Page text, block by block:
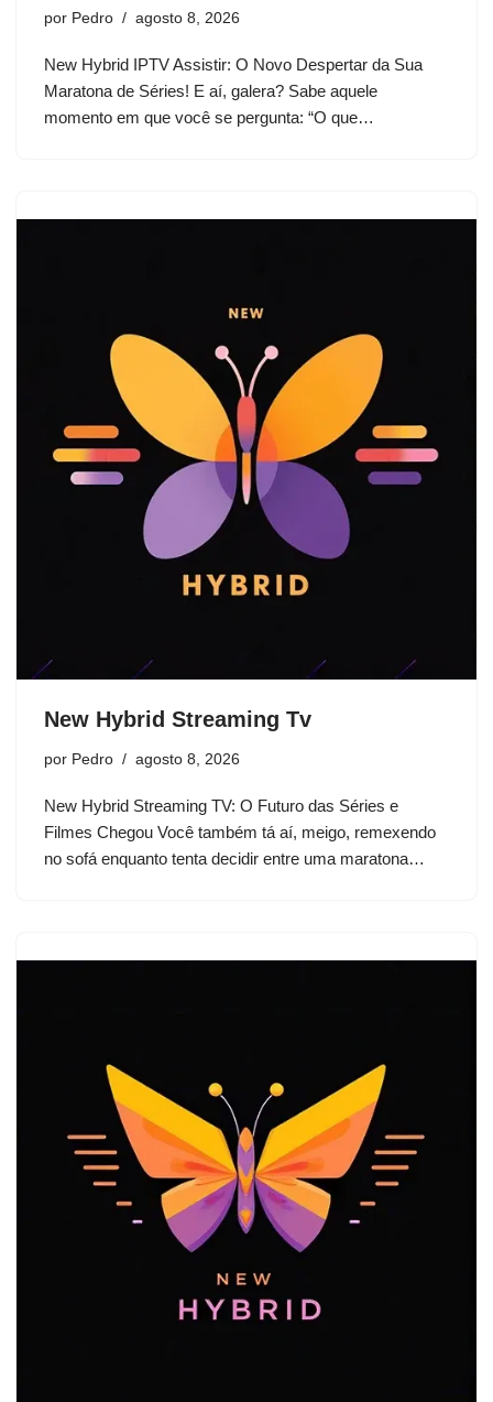
por Pedro agosto 8, 2026
New Hybrid IPTV Assistir: O Novo Despertar da Sua
Maratona de Séries! E aí, galera? Sabe aquele
momento em que você se pergunta: “O que…
New Hybrid Streaming Tv
por Pedro agosto 8, 2026
New Hybrid Streaming TV: O Futuro das Séries e
Filmes Chegou Você também tá aí, meigo, remexendo
no sofá enquanto tenta decidir entre uma maratona…